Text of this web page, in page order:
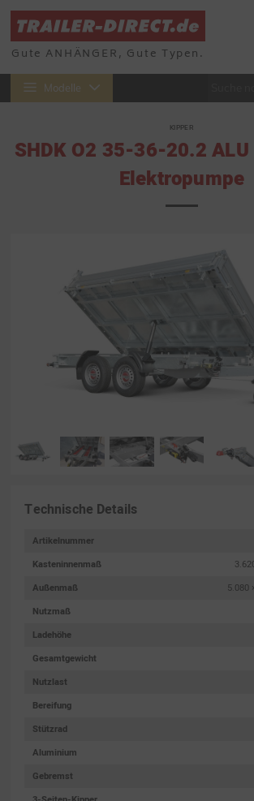
Gute ANHÄNGER, Gute Typen.
Modelle
KIPPER
SHDK O2 35-36-20.2
Elektropumpe
Technische Details
Artikelnummer
Kasteninnenmaß
Außenmaß
5.080
Nutzmaß
Ladehöhe
Gesamtgewicht
Nutzlast
Bereifung
Stützrad
Aluminium
Gebremst